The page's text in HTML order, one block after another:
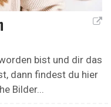
bist und dir das
dann findest du hier
Bilder...